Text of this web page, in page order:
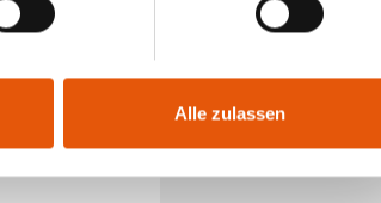
Alle zulassen